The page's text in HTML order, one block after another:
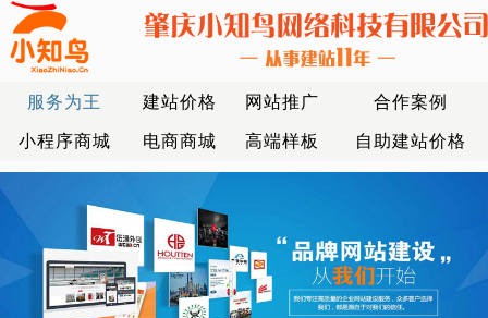
服务为王 建站价格 网站推广 合作案例
小程序商城 电商商城 高端样板 自助建站价格